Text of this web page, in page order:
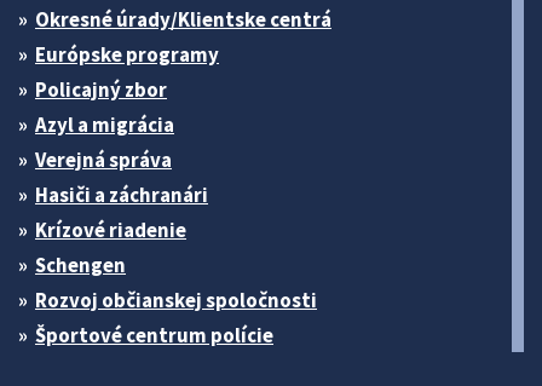
Okresné úrady/Klientske centrá
Európske programy
Policajný zbor
Azyl a migrácia
Verejná správa
Hasiči a záchranári
Krízové riadenie
Schengen
Rozvoj občianskej spoločnosti
Športové centrum polície